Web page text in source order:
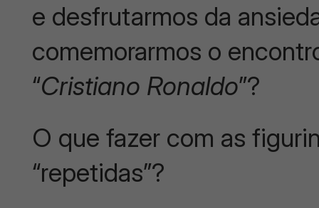
e desfrutarmos da
comemorarmos o
“Cristiano Ronaldo”?
O que fazer com as
“repetidas”?